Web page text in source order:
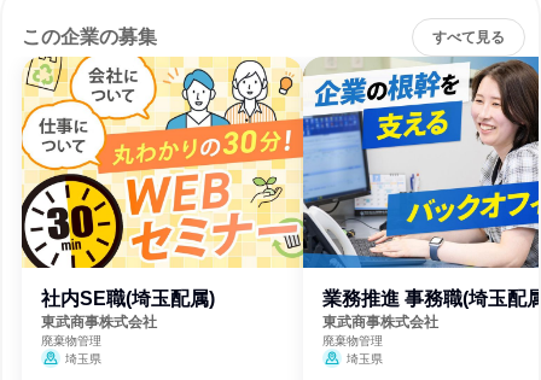
この企業の募集 すべて見る
社内SE職(埼玉配属)
東武商事株式会社
廃棄物管理
埼玉県
業務推進 事務職(埼玉配
東武商事株式会社
廃棄物管理
埼玉県